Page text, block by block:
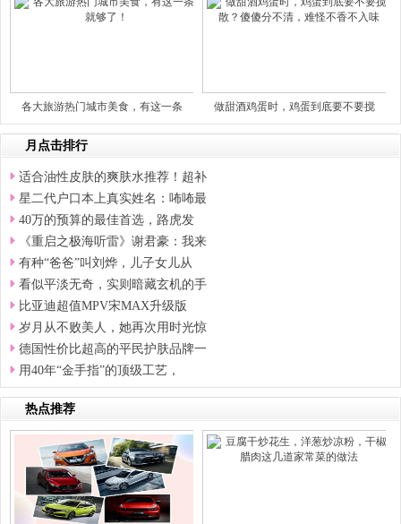
各大旅游热门城市美食，有这一条 做甜酒鸡蛋时，鸡蛋到底要不要搅
月点击排行
适合油性皮肤的爽肤水推荐！超补
星二代户口本上真实姓名：咘咘最
40万的预算的最佳首选，路虎发
《重启之极海听雷》谢君豪：我来
有种“爸爸”叫刘烨，儿子女儿从
看似平淡无奇，实则暗藏玄机的手
比亚迪超值MPV宋MAX升级版
岁月从不败美人，她再次用时光惊
德国性价比超高的平民护肤品牌一
用40年“金手指”的顶级工艺，
热点推荐